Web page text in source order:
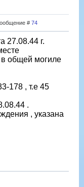
# 74
27.08.44 г.
в общей могиле
178 , т.е 45
.
, указана